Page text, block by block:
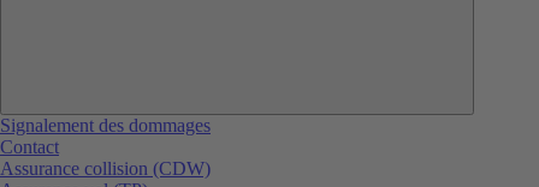
Signalement des dommages
Contact
Assurance collision (CDW)